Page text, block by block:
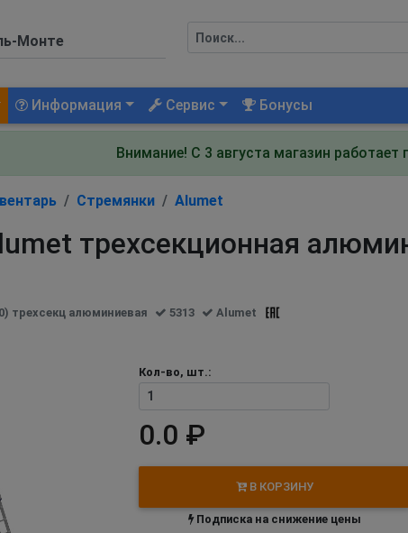
Информация Сервис Бонусы
Внимание! С 3 августа магазин
Стремянки Alumet
трехсекционная
трехсекц алюминиевая 5313 Alumet
Кол-во, шт.:
0.0 ₽
В КОРЗИНУ
Подписка на снижение цены